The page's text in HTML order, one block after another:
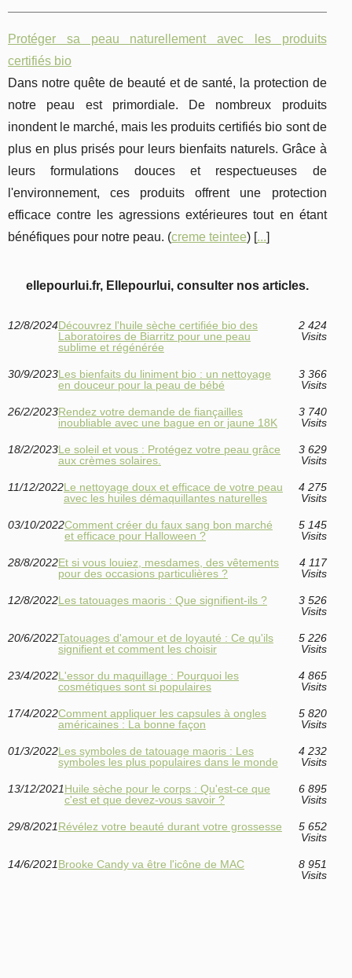
Protéger sa peau naturellement avec les produits
certifiés bio
Dans notre quête de beauté et de santé, la protection de
notre peau est primordiale. De nombreux produits
inondent le marché, mais les produits certifiés bio sont de
plus en plus prisés pour leurs bienfaits naturels. Grâce à
leurs formulations douces et respectueuses de
l'environnement, ces produits offrent une protection
efficace contre les agressions extérieures tout en étant
bénéfiques pour notre peau. (creme teintee) [...]
ellepourlui.fr, Ellepourlui, consulter nos articles.
12/8/2024Découvrez l'huile sèche certifiée bio des
Laboratoires de Biarritz pour une peau
sublime et régénérée
2 424
Visits
30/9/2023Les bienfaits du liniment bio : un nettoyage
en douceur pour la peau de bébé
3 366
Visits
26/2/2023Rendez votre demande de fiançailles
inoubliable avec une bague en or jaune 18K
3 740
Visits
18/2/2023Le soleil et vous : Protégez votre peau grâce
aux crèmes solaires.
3 629
Visits
11/12/2022Le nettoyage doux et efficace de votre peau
avec les huiles démaquillantes naturelles
4 275
Visits
03/10/2022Comment créer du faux sang bon marché
et efficace pour Halloween ?
5 145
Visits
28/8/2022Et si vous louiez, mesdames, des vêtements
pour des occasions particulières ?
4 117
Visits
12/8/2022Les tatouages maoris : Que signifient-ils ?
3 526
Visits
20/6/2022Tatouages d'amour et de loyauté : Ce qu'ils
signifient et comment les choisir
5 226
Visits
23/4/2022L'essor du maquillage : Pourquoi les
cosmétiques sont si populaires
4 865
Visits
17/4/2022Comment appliquer les capsules à ongles
américaines : La bonne façon
5 820
Visits
01/3/2022Les symboles de tatouage maoris : Les
symboles les plus populaires dans le monde
4 232
Visits
13/12/2021Huile sèche pour le corps : Qu'est-ce que
c'est et que devez-vous savoir ?
6 895
Visits
29/8/2021Révélez votre beauté durant votre grossesse
5 652
Visits
14/6/2021Brooke Candy va être l'icône de MAC
8 951
Visits